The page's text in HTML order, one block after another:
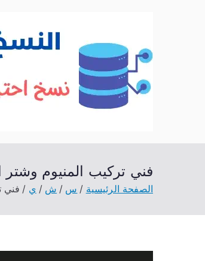
فني تركيب المنيوم وشتر العاصمة 52227343
الصفحة الرئيسية س ش ي فني